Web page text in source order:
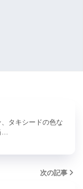
タキシードの色な
次の記事